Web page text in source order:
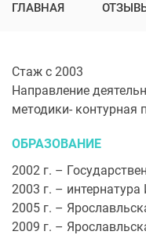
ГЛАВНАЯ
Стаж с 2003
Направление
методики- контурная
ОБРАЗОВАНИЕ
2002 г. –
2003 г. –
2005 г. –
2009 г. –